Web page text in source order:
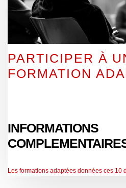
PARTICIPER À
FORMATION
INFORMATIONS
Les formations adaptées données ces 10